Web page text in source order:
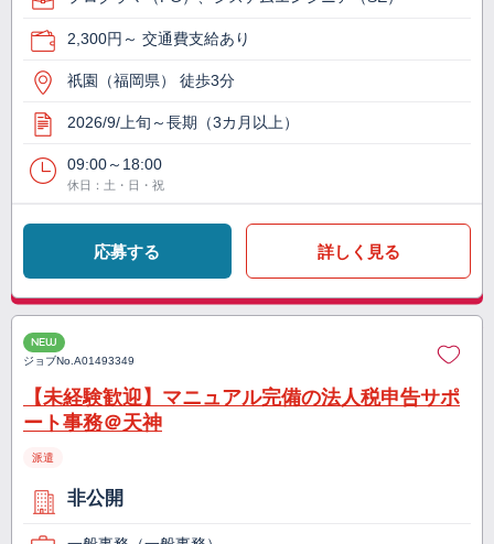
2,300円～ 交通費支給あり
祇園（福岡県） 徒歩3分
2026/9/上旬～長期（3カ月以上）
09:00～18:00
休日：土・日・祝
応募する 詳しく見る
NEW
ジョブNo.A01493349
【未経験歓迎】マニュアル完備の法人税申告サポ
ート事務＠天神
派遣
非公開